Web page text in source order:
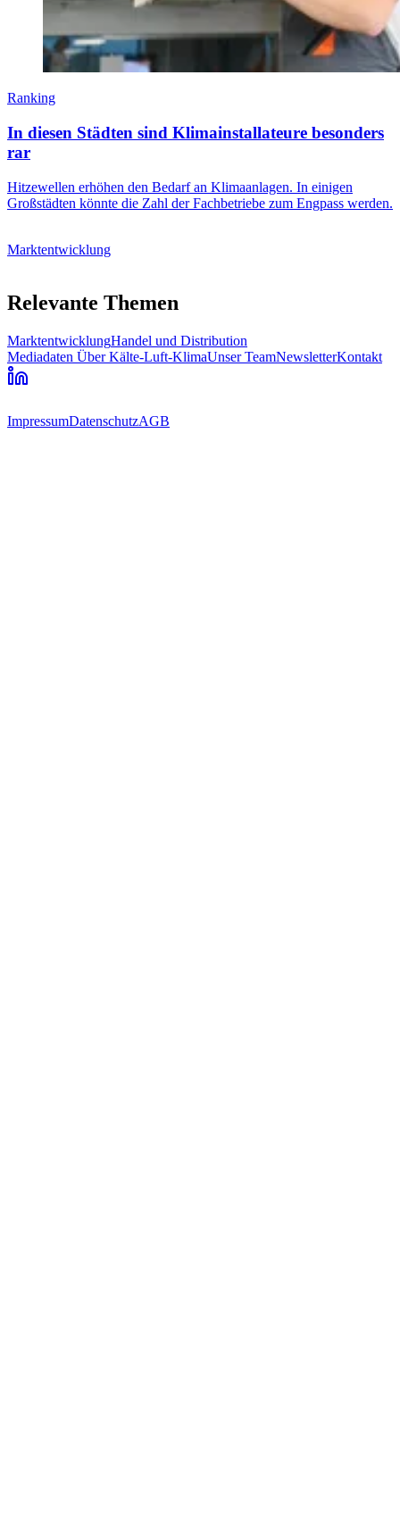
Ranking
In diesen Städten sind Klimainstallateure besonders
rar
Hitzewellen erhöhen den Bedarf an Klimaanlagen. In einigen
Großstädten könnte die Zahl der Fachbetriebe zum Engpass werden.
Marktentwicklung
Relevante Themen
MarktentwicklungHandel und Distribution
Mediadaten Über Kälte-Luft-KlimaUnser TeamNewsletterKontakt
ImpressumDatenschutzAGB